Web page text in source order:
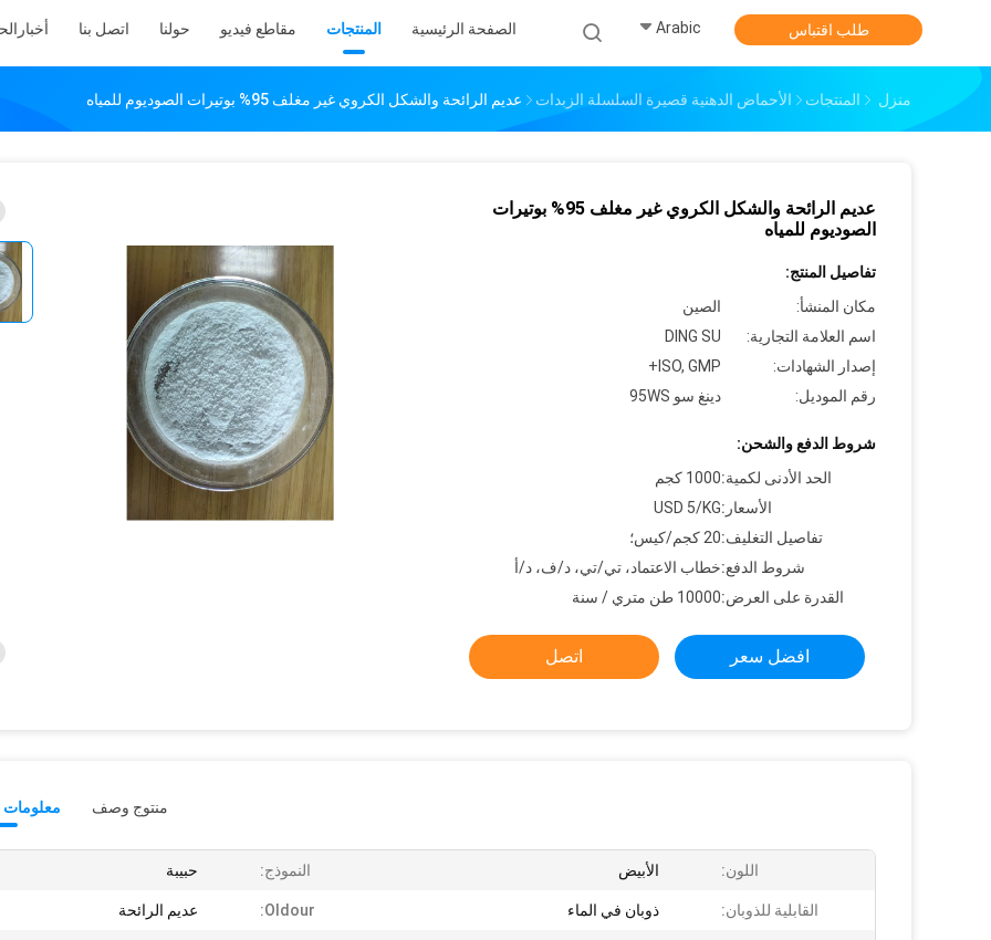
الصفحة الرئيسية المنتجات مقاطع فيديو حولنا اتصل بنا أخبار Arabic طلب اقتباس
منزل المنتجات الأحماض الدهنية قصيرة السلسلة الزبدات عديم الرائحة والشكل الكروي غير مغلف 95% بوتيرات الصوديوم للمياه
عديم الرائحة والشكل الكروي غير مغلف 95% بوتيرات
الصوديوم للمياه
تفاصيل المنتج:
مكان المنشأ:
الصين
اسم العلامة التجارية:
DING SU
إصدار الشهادات:
ISO, GMP+
رقم الموديل:
دينغ سو 95WS
شروط الدفع والشحن:
الحد الأدنى لكمية:1000 كجم
الأسعار:USD 5/KG
تفاصيل التغليف:20 كجم/كيس؛
شروط الدفع:خطاب الاعتماد، تي/تي، د/ف، د/أ
القدرة على العرض:10000 طن متري / سنة
افضل سعر اتصل
معلومات منتوج وصف
اللون: الأبيض النموذج: حبيبة
القابلية للذوبان: ذوبان في الماء Oldour: عديم الرائحة